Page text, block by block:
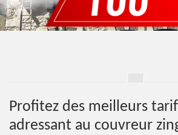
Profitez des meilleurs
adressant au couvreur